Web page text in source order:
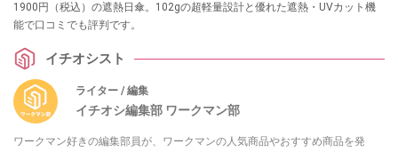
1900円（税込）の遮熱日傘。102gの超軽量設計と優れた遮熱・UVカット機
能で口コミでも評判です。
イチオシスト
ライター / 編集
イチオシ編集部 ワークマン部
ワークマン好きの編集部員が、ワークマンの人気商品やおすすめ商品を発